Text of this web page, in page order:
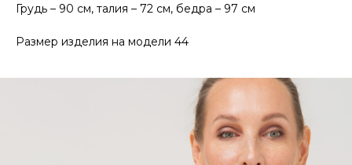
Грудь – 90 см, талия – 72 см, бедра – 97 см
Размер изделия на модели 44